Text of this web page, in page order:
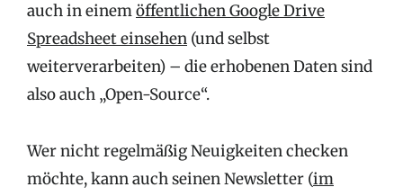
auch in einemöffentlichen Google Drive
Spreadsheet einsehen (und selbst
weiterverarbeiten) – die erhobenen Daten sind
also auch „Open-Source“.
Wer nicht regelmäßig Neuigkeiten checken
möchte, kann auch seinen Newsletter (im